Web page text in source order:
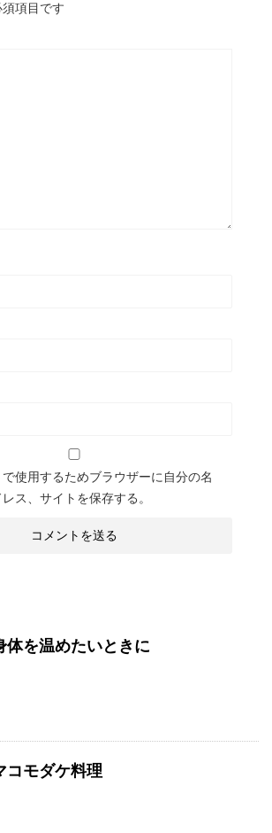
項目です
使用するためブラウザーに自分の名
ス、サイトを保存する。
体を温めたいときに
コモダケ料理